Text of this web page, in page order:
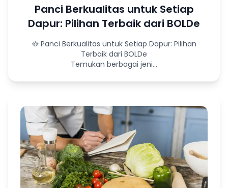
Panci Berkualitas untuk Setiap
Dapur: Pilihan Terbaik dari BOLDe
🥘 Panci Berkualitas untuk Setiap Dapur: Pilihan
Terbaik dari BOLDe
Temukan berbagai jeni...